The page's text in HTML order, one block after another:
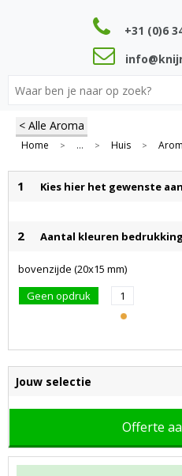
+31 (0)6
< Alle Aroma
Home > ... > Huis >
1 Kies hier het gewenste
2 Aantal kleuren bedrukking
bovenzijde (20x15 mm)
Geen opdruk
1
Jouw selectie
Offerte